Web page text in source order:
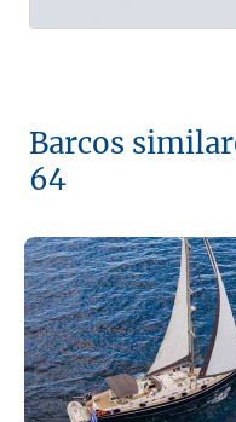
Barcos
64